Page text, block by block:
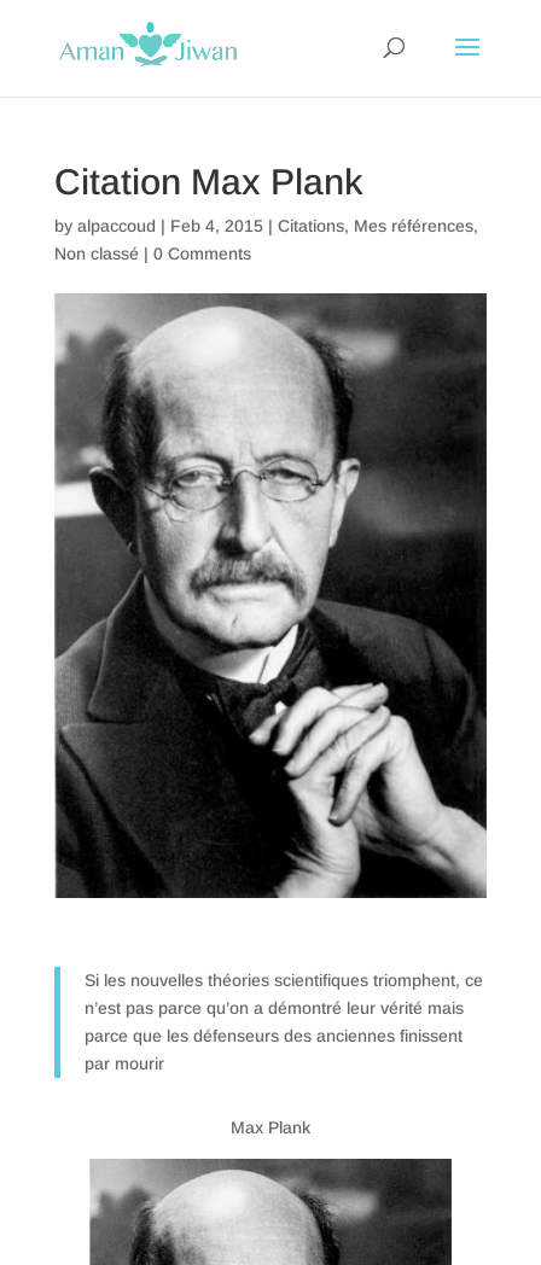
Citation Max Plank
by alpaccoud | Feb 4, 2015| Citations, Mes références,
Non classé | 0 Comments
Si les nouvelles théories scientifiques triomphent, ce
n’est pas parce qu’on a démontré leur vérité mais
parce que les défenseurs des anciennes finissent
par mourir
Max Plank